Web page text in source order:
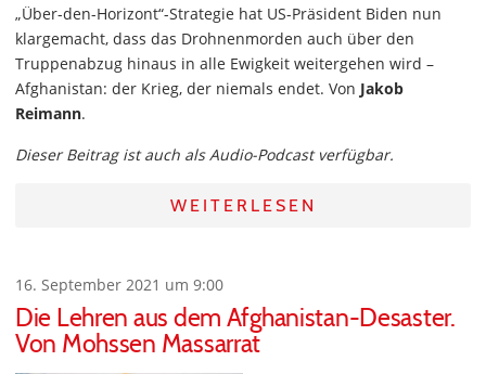
„Über-den-Horizont“-Strategie hat US-Präsident Biden nun
klargemacht, dass das Drohnenmorden auch über den
Truppenabzug hinaus in alle Ewigkeit weitergehen wird –
Afghanistan: der Krieg, der niemals endet. Von Jakob
Reimann.
Dieser Beitrag ist auch als Audio-Podcast verfügbar.
WEITERLESEN
16. September 2021 um 9:00
Die Lehren aus dem Afghanistan-Desaster.
Von Mohssen Massarrat